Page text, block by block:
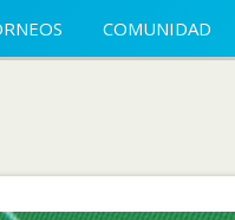
COMUNIDAD